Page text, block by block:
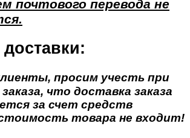
почтового перевода не
просим учесть при
что доставка заказа
за счет средств
товара не входит!